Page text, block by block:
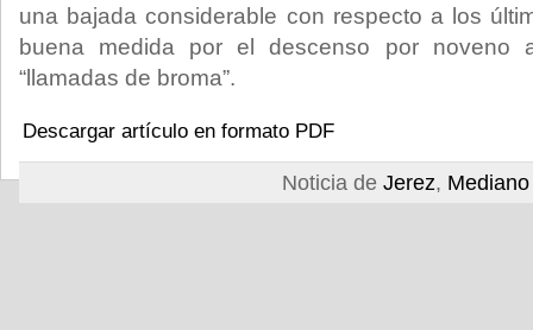
una bajada considerable con respecto a los
buena medida por el descenso por noveno
“llamadas de broma”.
Descargar artículo en formato PDF
Noticia de Jerez,